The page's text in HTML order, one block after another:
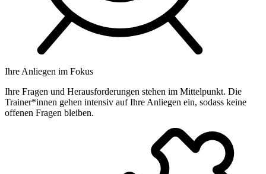
Ihre Anliegen im Fokus
Ihre Fragen und Herausforderungen stehen im Mittelpunkt. Die
Trainer*innen gehen intensiv auf Ihre Anliegen ein, sodass keine
offenen Fragen bleiben.